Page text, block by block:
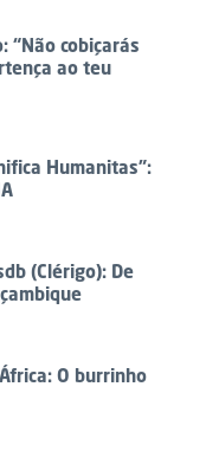
“Não cobiçarás
ao teu
Humanitas”:
(Clérigo): De
O burrinho